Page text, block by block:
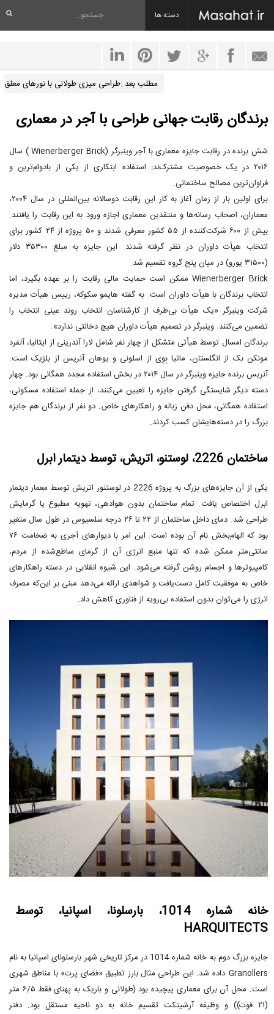
دسته ها
مطلب بعد :طراحی میزی طولانی با نورهای معلق
برندگان رقابت جهانی طراحی با آجر در معماری
شش برنده در رقابت جایزه معماری با آجر وینبرگر (Wienerberger Brick ) سال
۲۰۱۶ در یک خصوصیت مشترک‌ند: استفاده ابتکاری از یکی از بادوام‌ترین و
فراوان‌ترین مصالح ساختمانی.
برای اولین بار از زمان آغاز به کار این رقابت دوسالانه بین‌المللی در سال ۲۰۰۴،
معماران، اصحاب رسانه‌ها و منتقدین معماری اجازه ورود به این رقابت را یافتند.
بیش از ۶۰۰ شرکت‌کننده از ۵۵ کشور معرفی شدند و ۵۰ پروژه از ۲۴ کشور برای
انتخاب هیأت داوران در نظر گرفته شدند. این جایزه به مبلغ ۳۵۳۰۰ دلار
(۳۱۵۰۰ یورو) در میان پنج گروه تقسیم شد.
Wienerberger Brick ممکن است حمایت مالی رقابت را بر عهده بگیرد، اما
انتخاب برندگان با هیأت داوران است. به گفته هایمو سکوکه، رییس هیأت مدیره
شرکت وینبرگر «یک هیأت بی‌طرف از کارشناسان انتخاب روند عینی انتخاب را
تضمین می‌کنند. وینبرگر در تصمیم هیأت داوران هیچ دخالتی ندارد».
برندگان امسال توسط هیأتی متشکل از چهار نفر شامل لارا آندرینی از ایتالیا، آلفرد
مونکن بک از انگلستان، ماتیا بِوِی از اسلونی و یوهان آنریس از بلژیک است.
آنریس برنده جایزه وینبرگر در سال ۲۰۱۴ در بخش استفاده مجدد همگانی بود. چهار
دسته دیگر شایستگی گرفتن جایزه را تعیین می‌کنند، از جمله استفاده مسکونی،
استفاده همگانی، محل دفن زباله و راهکارهای خاص. دو نفر از برندگان هم جایزه
بزرگ را در دسته‌هایشان کسب کردند.
ساختمان 2226، لوستنو، اتریش، توسط دیتمار ابرل
یکی از آن جایزه‌های بزرگ به پروژه 2226 در لوستنور اتریش توسط معمار دیتمار
ابرل اختصاص یافت. تمام ساختمان بدون هوادهی، تهویه مطبوع یا گرمایش
طراحی شد. دمای داخل ساختمان از ۲۲ تا ۲۶ درجه سلسیوس در طول سال متغیر
بود که الهام‌بخش نام آن بوده است. این امر با دیوارهای آجری به ضخامت ۷۶
سانتی‌متر ممکن شده که تنها منبع انرژی آن از گرمای ساطع‌شده از مردم،
کامپیوترها و اجسام روشن گرفته می‌شود. این شیوه انقلابی در دسته راهکارهای
خاص به موفقیت کامل دست‌یافت و شواهدی ارائه می‌دهد مبنی بر این‌که مصرف
انرژی را می‌توان بدون استفاده بی‌رویه از فناوری کاهش داد.
خانه شماره 1014، بارسلونا، اسپانیا، توسط
HARQUITECTS
جایزه بزرگ دوم به خانه شماره 1014 در مرکز تاریخی شهر بارسلونای اسپانیا به نام
Granollers داده شد. این طراحی مثال بارز تطبیق «فضای پرت» با مناطق شهری
است. محل آن برای معماری پیچیده بود (طولانی و باریک به پهنای فقط ۶/۵ متر
(۲۱ فوت)) و وظیفه آرشیتکت تقسیم خانه به دو ناحیه مستقل بود. دفتر